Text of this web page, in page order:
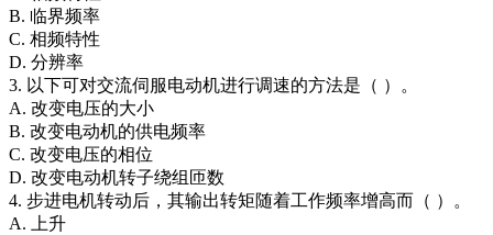
B. 临界频率
C. 相频特性
D. 分辨率
3. 以下可对交流伺服电动机进行调速的方法是（ ）。
A. 改变电压的大小
B. 改变电动机的供电频率
C. 改变电压的相位
D. 改变电动机转子绕组匝数
4. 步进电机转动后，其输出转矩随着工作频率增高而（ ）。
A. 上升